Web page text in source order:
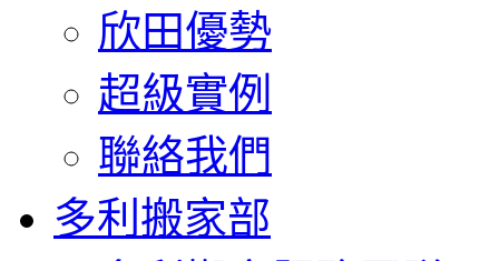
欣田優勢
超級實例
聯絡我們
多利搬家部